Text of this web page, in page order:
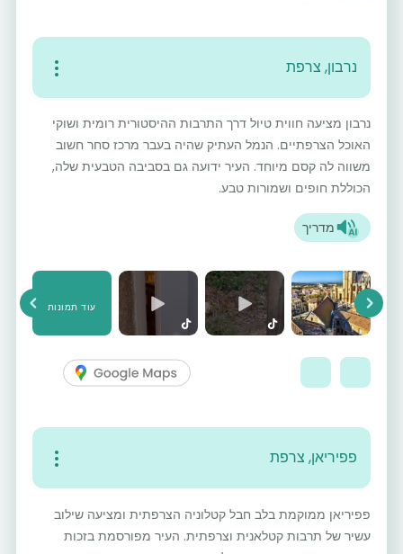
נרבון, צרפת
נרבון מציעה חווית טיול דרך התרבות ההיסטורית רומית ושוקי
האוכל הצרפתיים. הנמל העתיק שהיה בעבר מרכז סחר חשוב
משווה לה קסם מיוחד. העיר ידועה גם בסביבה הטבעית שלה,
הכוללת חופים ושמורות טבע.
מדריך
עוד תמונות Next
פפיריאן, צרפת
פפיריאן ממוקמת בלב חבל קטלוניה הצרפתית ומציעה שילוב
עשיר של תרבות קטלאנית וצרפתית. העיר מפורסמת בזכות